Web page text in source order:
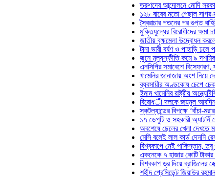
তরুণদের আন্দোলনে মোদি সরকার দুর্বল
১২৮ বারের মতো পেছাল সাগর-রুনি
স্বৈরাচার পতনের পর গুপ্ত বাহিনীর
মুক্তিযুদ্ধের বিরোধীদের ক্ষমা চাইতে
জাতীয় বৃক্ষমেলা উদ্বোধন করলেন
টানা ভারী বর্ষণ ও পাহাড়ি ঢলে পানিবন্দি
জুনে মূল্যস্ফীতি কমে ৯ দশমিক ১৬
এনসিপির সমাবেশে বিস্ফোরণ,
খামেনির জানাজায় অংশ নিয়ে দেশে
ব্যবসায়ীর অণ্ডকোষ চেপে চেক-
ইমাম খামেনির রাষ্ট্রীয়
বিরোধী দলকে জয়নুল আবদিন,
স্কটল্যান্ডের বিপক্ষে ‘বাঁচা-মরার
১৭ ডেপুটি ও সহকারী অ্যাটর্নি
অবশেষে ছেলের খেলা দেখতে মাঠে
মেসি বলেই লাল কার্ড দেননি রেফারি!
বিশ্বকাপে নেই পাকিস্তান, তবু
একনেকে ৭ হাজার কোটি টাকার ৫
বিশ্বকাপ ড্র দিয়ে ব্রাজিলের হেক্সা
শহীদ প্রেসিডেন্ট জিয়াউর রহমান